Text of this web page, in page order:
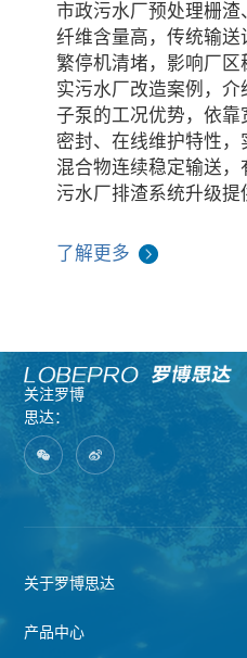
市政污水厂预处理栅渣
纤维含量高，传统输
繁停机清堵，影响厂
实污水厂改造案例，
子泵的工况优势，依靠
密封、在线维护特性
混合物连续稳定输送
污水厂排渣系统升级提
了解更多
关注罗博
思达：
关于罗博思达
产品中心